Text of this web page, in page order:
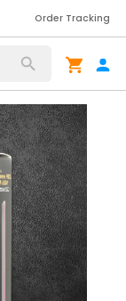
Order Tracking